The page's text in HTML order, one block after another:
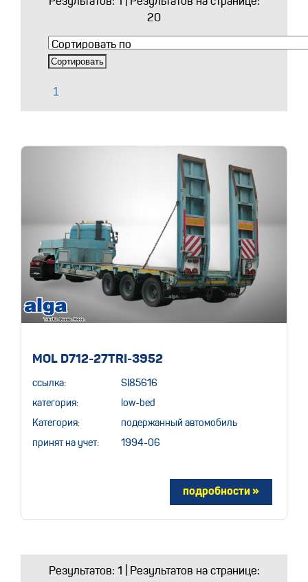
20
MOL D712-27TRI-3952
ссылка: SI85616
категория: low-bed
Категория: подержанный автомобиль
принят на учет: 1994-06
Результатов: 1 | Результатов на странице: